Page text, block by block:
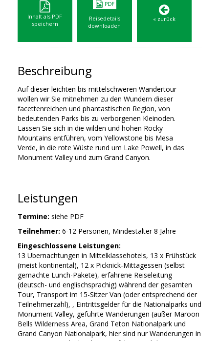
Inhalt als PDF
speichern
Reisedetails
downloaden
« zurück
Beschreibung
Auf dieser leichten bis mittelschweren Wandertour
wollen wir Sie mitnehmen zu den Wundern dieser
facettenreichen und phantastischen Region, von
bedeutenden Parks bis zu verborgenen Kleinoden.
Lassen Sie sich in die wilden und hohen Rocky
Mountains entführen, vom Yellowstone bis Mesa
Verde, in die rote Wüste rund um Lake Powell, in das
Monument Valley und zum Grand Canyon.
Leistungen
Termine: siehe PDF
Teilnehmer: 6-12 Personen, Mindestalter 8 Jahre
Eingeschlossene Leistungen:
13 Übernachtungen in Mittelklassehotels, 13 x Frühstück
(meist kontinental), 12 x Picknick-Mittagessen (selbst
gemachte Lunch-Pakete), erfahrene Reiseleitung
(deutsch- und englischsprachig) während der gesamten
Tour, Transport im 15-Sitzer Van (oder entsprechend der
Teilnehmerzahl), , Eintrittsgelder für die Nationalparks und
Monument Valley, geführte Wanderungen (außer Maroon
Bells Wilderness Area, Grand Teton Nationalpark und
Grand Canyon Nationalpark, hier sind nur Wanderungen in